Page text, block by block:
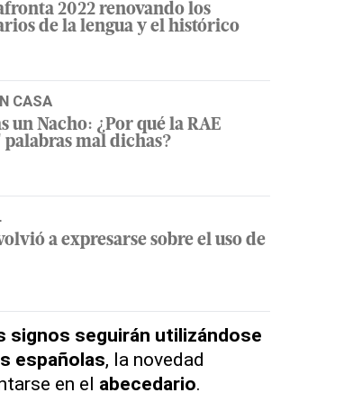
2022 renovando los
de la lengua y el histórico
CASA
un Nacho: ¿Por qué la RAE
palabras mal dichas?
a expresarse sobre el uso de
signos seguirán utilizándose
españolas, la novedad
en el abecedario.